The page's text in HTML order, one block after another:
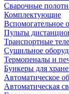
Сварочные
Комплектующие
Вспомогательное
Пульты
Транспортные
Сушильное
Термопеналы и
Бункеры для
Автоматическое
Автоматическая